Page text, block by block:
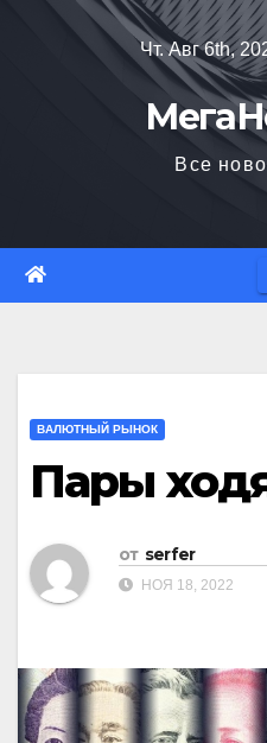
Чт. Авг 6th,
Все
ВАЛЮТНЫЙ РЫНОК
Пары
от serfer
НОЯ 18, 2022